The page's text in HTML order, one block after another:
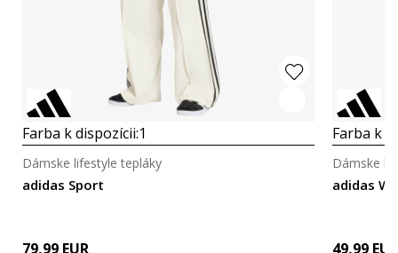
Farba k dispozícii:1
adidas Sport
Dámske lifestyle tepláky
79,99 EUR
Farba k
adidas W
Dámske
49,99 EUR